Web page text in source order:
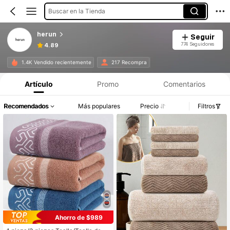
Buscar en la Tienda
herun
4.89
Seguir
774 Seguidores
1.4K Vendido recientemente 217 Recompra
Artículo Promo Comentarios
Recomendados Más populares Precio Filtros
Ahorro de $989